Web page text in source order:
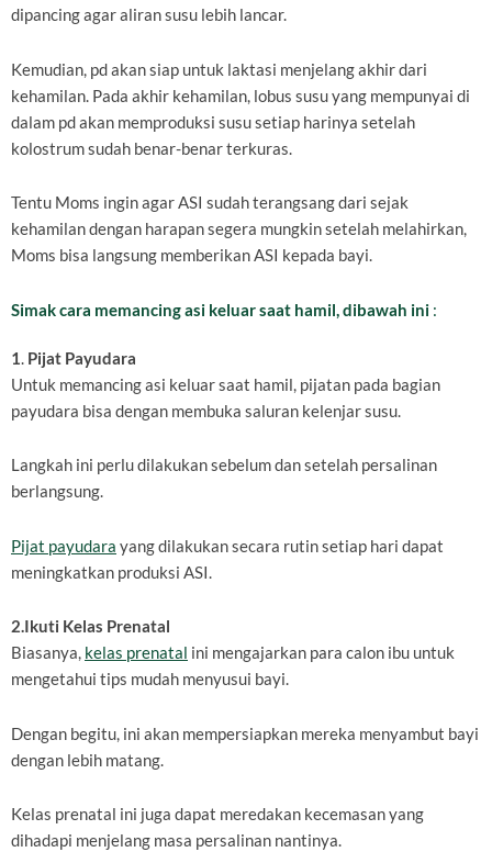
dipancing agar aliran susu lebih lancar.
Kemudian, pd akan siap untuk laktasi menjelang akhir dari
kehamilan. Pada akhir kehamilan, lobus susu yang mempunyai di
dalam pd akan memproduksi susu setiap harinya setelah
kolostrum sudah benar-benar terkuras.
Tentu Moms ingin agar ASI sudah terangsang dari sejak
kehamilan dengan harapan segera mungkin setelah melahirkan,
Moms bisa langsung memberikan ASI kepada bayi.
Simak cara memancing asi keluar saat hamil, dibawah ini :
1. Pijat Payudara
Untuk memancing asi keluar saat hamil, pijatan pada bagian
payudara bisa dengan membuka saluran kelenjar susu.
Langkah ini perlu dilakukan sebelum dan setelah persalinan
berlangsung.
Pijat payudara yang dilakukan secara rutin setiap hari dapat
meningkatkan produksi ASI.
2.Ikuti Kelas Prenatal
Biasanya, kelas prenatal ini mengajarkan para calon ibu untuk
mengetahui tips mudah menyusui bayi.
Dengan begitu, ini akan mempersiapkan mereka menyambut bayi
dengan lebih matang.
Kelas prenatal ini juga dapat meredakan kecemasan yang
dihadapi menjelang masa persalinan nantinya.